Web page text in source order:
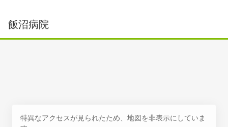
飯沼病院
特異なアクセスが見られたため、地図を非表示にしていま